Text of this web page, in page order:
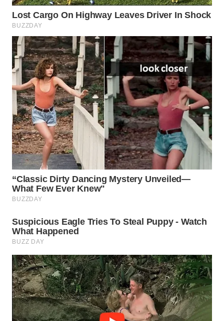
WN
BORNEO
Wahana
Media
Group
WAHANA
NEWS
WAHANA
TANI
WAHANA
ADVOKAT
WAHANA
WAHANA
KONSUMEN
WAHANA
LISTRIK
WAHANA
TRAVEL